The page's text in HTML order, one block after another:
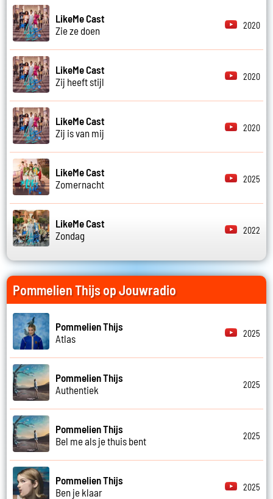
LikeMe Cast
Zie ze doen
2020
LikeMe Cast
Zij heeft stijl
2020
LikeMe Cast
Zij is van mij
2020
LikeMe Cast
Zomernacht
2025
LikeMe Cast
Zondag
2022
Pommelien Thijs op Jouwradio
Pommelien Thijs
Atlas
2025
Pommelien Thijs
Authentiek
2025
Pommelien Thijs
Bel me als je thuis bent
2025
Pommelien Thijs
Ben je klaar
2025